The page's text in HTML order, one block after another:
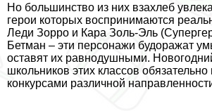
Но большинство из них взахлеб
герои которых воспринимаются
Леди Зорро и Кара Золь-Эль
Бетман – эти персонажи будоражат
оставят их равнодушными.
школьников этих классов
конкурсами различной